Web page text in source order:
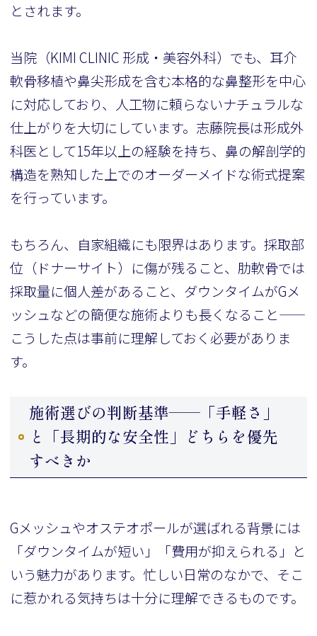
とされます。
当院（KIMI CLINIC 形成・美容外科）でも、耳介
軟骨移植や鼻尖形成を含む本格的な鼻整形を中心
に対応しており、人工物に頼らないナチュラルな
仕上がりを大切にしています。志藤院長は形成外
科医として15年以上の経験を持ち、鼻の解剖学的
構造を熟知した上でのオーダーメイドな術式提案
を行っています。
もちろん、自家組織にも限界はあります。採取部
位（ドナーサイト）に傷が残ること、肋軟骨では
採取量に個人差があること、ダウンタイムがGメ
ッシュなどの簡便な施術よりも長くなること——
こうした点は事前に理解しておく必要がありま
す。
施術選びの判断基準——「手軽さ」
と「長期的な安全性」どちらを優先
すべきか
Gメッシュやオステオポールが選ばれる背景には
「ダウンタイムが短い」「費用が抑えられる」と
いう魅力があります。忙しい日常のなかで、そこ
に惹かれる気持ちは十分に理解できるものです。